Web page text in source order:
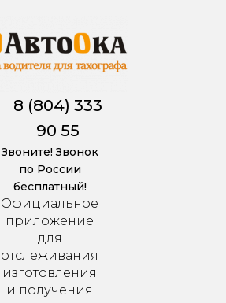
Официальное
приложение
для
отслеживания
изготовления
и получения
8 (804) 333
90 55
Звоните! Звонок
по России
бесплатный!